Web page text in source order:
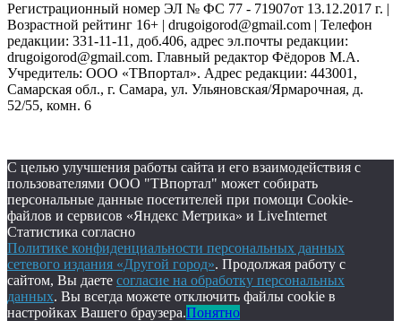
Регистрационный номер ЭЛ № ФС 77 - 71907от 13.12.2017 г. |
Возрастной рейтинг 16+ | drugoigorod@gmail.com | Телефон
редакции: 331-11-11, доб.406, адрес эл.почты редакции:
drugoigorod@gmail.com. Главный редактор Фёдоров М.А.
Учредитель: ООО «ТВпортал». Адрес редакции: 443001,
Самарская обл., г. Самара, ул. Ульяновская/Ярмарочная, д.
52/55, комн. 6
С целью улучшения работы сайта и его взаимодействия с
пользователями ООО "ТВпортал" может собирать
персональные данные посетителей при помощи Cookie-
файлов и сервисов «Яндекс Метрика» и LiveInternet
Статистика согласно
Политике конфиденциальности персональных данных
сетевого издания «Другой город». Продолжая работу с
сайтом, Вы даете согласие на обработку персональных
данных. Вы всегда можете отключить файлы cookie в
настройках Вашего браузера.Понятно